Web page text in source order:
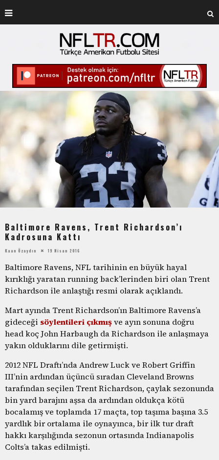
Baltimore Ravens, Trent Richardson’ı
Kadrosuna Kattı
Kaan Özaydın 19 Nisan 2016
Baltimore Ravens, NFL tarihinin en büyük hayal
kırıklığı yaratan running back’lerinden biri olan Trent
Richardson ile anlaştığı resmi olarak açıklandı.
Mart ayında Trent Richardson’ın Baltimore Ravens’a
gideceği söylentileri çıkmışve ayın sonuna doğru
head koç John Harbaugh da Richardson ile anlaşmaya
yakın olduklarını dile getirmişti.
2012 NFL Draftı’nda Andrew Luck ve Robert Griffin
III’nin ardından üçüncü sıradan Cleveland Browns
tarafından seçilen Trent Richardson, çaylak sezonunda
bin yard barajını aşsa da ardından oldukça kötü
bocalamış ve toplamda 17 maçta, top taşıma başına 3.5
yardlık bir ortalama ile oynayınca, bir ilk tur draft
hakkı karşılığında sezonun ortasında Indianapolis
Colts’a takas edilmişti.